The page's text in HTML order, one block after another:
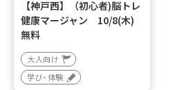
【神戸西】（初心者)脳トレ
健康マージャン 10/8(木)
無料
大人向け
学び・体験